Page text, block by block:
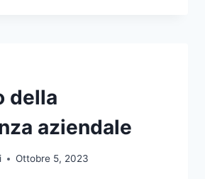
della
aziendale
Ottobre 5, 2023